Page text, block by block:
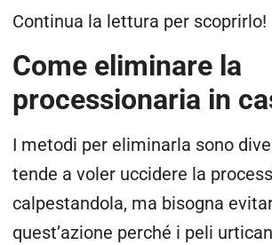
Continua la lettura per scoprirlo!
Come eliminare la
processionaria in
I metodi per eliminarla sono
tende a voler uccidere la
calpestandola, ma bisogna
quest’azione perché i peli